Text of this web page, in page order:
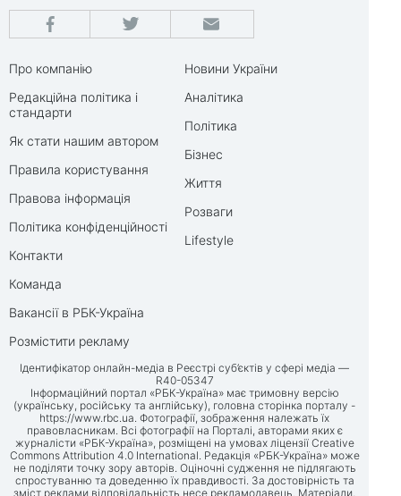
Про компанію
Редакційна політика і
стандарти
Як стати нашим автором
Правила користування
Правова інформація
Політика конфіденційності
Контакти
Команда
Вакансії в РБК-Україна
Розмістити рекламу
Новини України
Аналітика
Політика
Бізнес
Життя
Розваги
Lifestyle
Ідентифікатор онлайн-медіа в Реєстрі суб’єктів у сфері медіа —
R40-05347
Інформаційний портал «РБК-Україна» має тримовну версію
(українську, російську та англійську), головна сторінка порталу -
https://www.rbc.ua. Фотографії, зображення належать їх
правовласникам. Всі фотографії на Порталі, авторами яких є
журналісти «РБК-Україна», розміщені на умовах ліцензії Creative
Commons Attribution 4.0 International. Редакція «РБК-Україна» може
не поділяти точку зору авторів. Оціночні судження не підлягають
спростуванню та доведенню їх правдивості. За достовірність та
зміст реклами відповідальність несе рекламодавець. Матеріали,